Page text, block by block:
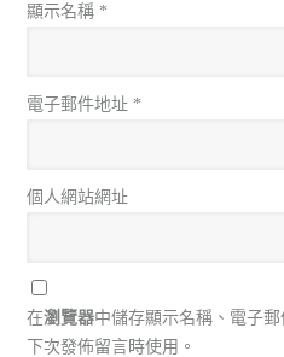
顯示名稱 *
電子郵件地址 *
個人網站網址
在瀏覽器中儲存顯示名稱、電子
下次發佈留言時使用。